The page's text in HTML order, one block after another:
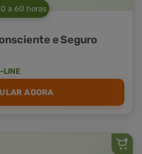
a 60 horas
e Seguro
LINE
AGORA